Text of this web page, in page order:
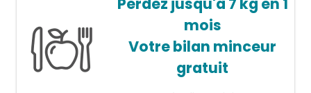
Perdez jusqu'à 7 kg en 1
mois
Votre bilan minceur
gratuit